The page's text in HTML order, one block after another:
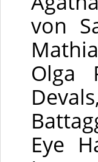
von
Olga
Eye